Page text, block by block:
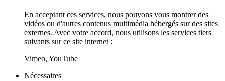
En acceptant ces services, nous pouvons vous montrer des
vidéos ou d'autres contenus multimédia hébergés sur des sites
externes. Avec votre accord, nous utilisons les services tiers
suivants sur ce site internet :
Vimeo, YouTube
Nécessaires